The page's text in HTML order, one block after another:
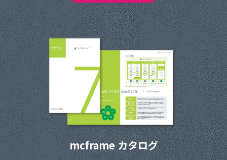
mcframe カタログ